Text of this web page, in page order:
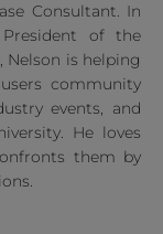
Consultant. In
of the
Nelson is helping
community
events, and
He loves
them by